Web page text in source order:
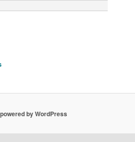
by WordPress